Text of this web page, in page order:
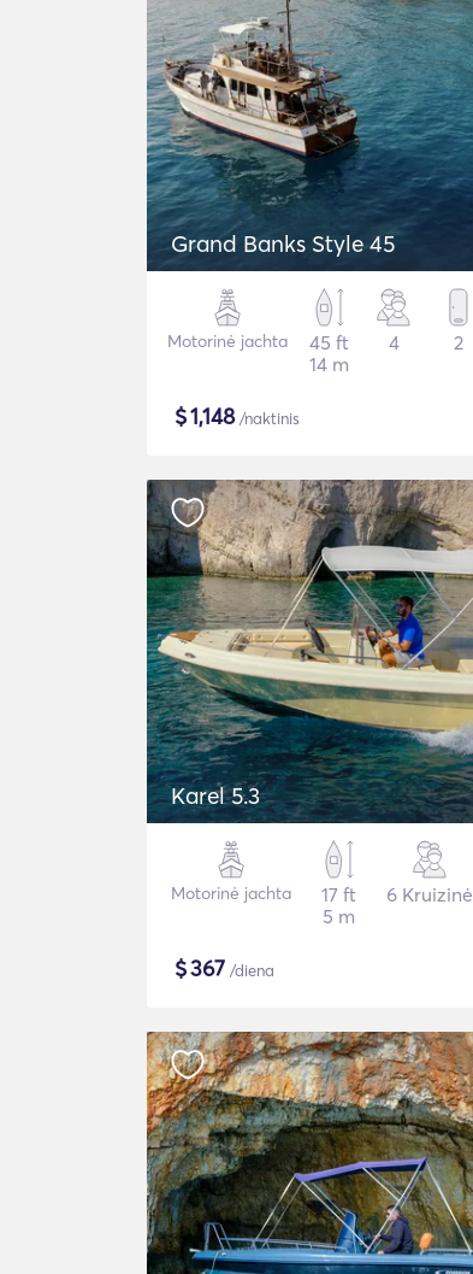
Grand Banks Style 45
Motorinė jachta
45 ft
14 m
4 2
$1,148/naktinis
Karel 5.3
Motorinė jachta
17 ft
5 m
6 Kruizinė
$367 /diena